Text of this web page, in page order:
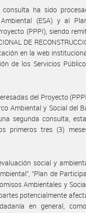
ha sido
(ESA) y al
(PPPI), siendo
DE
en la web
de los Servicios
del Proyecto
Ambiental y Social del
segunda consulta,
primeros tres (3)
social y
“Plan de
Ambientales y
potencialmente
en general,